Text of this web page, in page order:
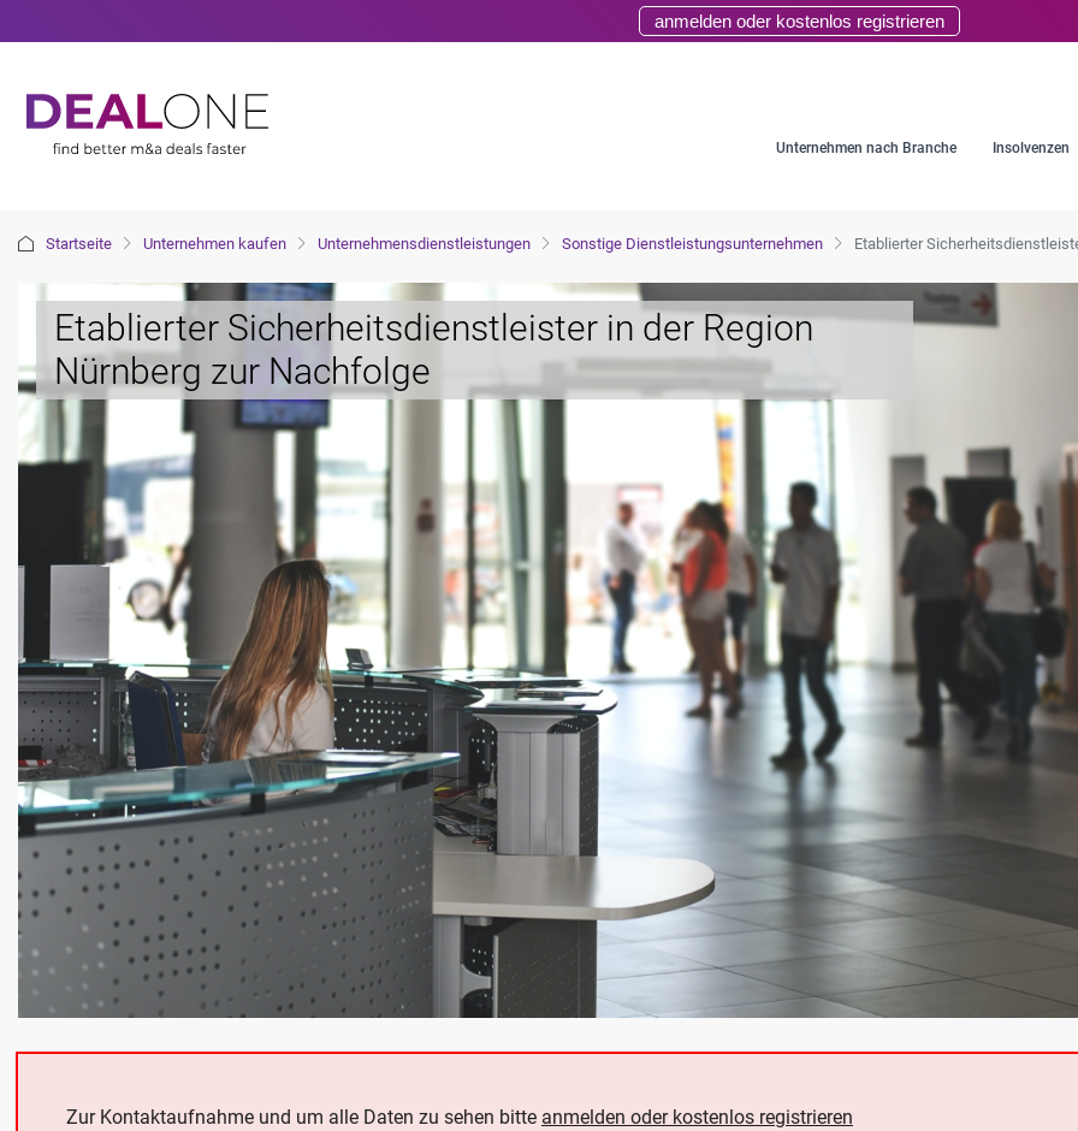
anmelden oder kostenlos registrieren
Unternehmen nach Branche Insolvenzen
Startseite Unternehmen kaufen Unternehmensdienstleistungen Sonstige Dienstleistungsunternehmen Etablierter
Etablierter Sicherheitsdienstleister in der Region
Nürnberg zur Nachfolge
Zur Kontaktaufnahme und um alle Daten zu sehen bitte anmelden oder kostenlos registrieren